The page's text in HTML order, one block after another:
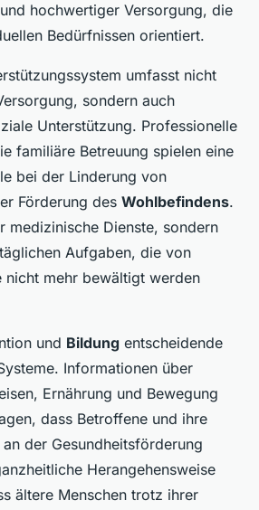
und hochwertiger Versorgung, die
Bedürfnissen orientiert.
umfasst nicht
sondern auch
Unterstützung. Professionelle
familiäre Betreuung spielen eine
bei der Linderung von
Förderung des Wohlbefindens.
medizinische Dienste, sondern
Aufgaben, die von
nicht mehr bewältigt werden
und Bildung entscheidende
Informationen über
Ernährung und Bewegung
dass Betroffene und ihre
der Gesundheitsförderung
Herangehensweise
ältere Menschen trotz ihrer